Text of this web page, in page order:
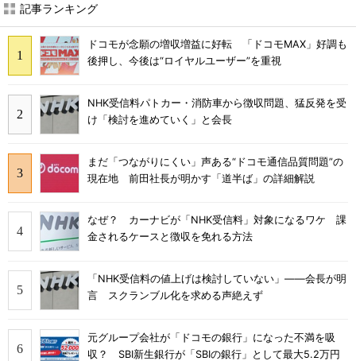
記事ランキング
ドコモが念願の増収増益に好転 「ドコモMAX」好調も
後押し、今後は“ロイヤルユーザー”を重視
NHK受信料パトカー・消防車から徴収問題、猛反発を受
け「検討を進めていく」と会長
まだ「つながりにくい」声ある“ドコモ通信品質問題”の
現在地 前田社長が明かす「道半ば」の詳細解説
なぜ？ カーナビが「NHK受信料」対象になるワケ 課
金されるケースと徴収を免れる方法
「NHK受信料の値上げは検討していない」――会長が明
言 スクランブル化を求める声絶えず
元グループ会社が「ドコモの銀行」になった不満を吸
収？ SBI新生銀行が「SBIの銀行」として最大5.2万円